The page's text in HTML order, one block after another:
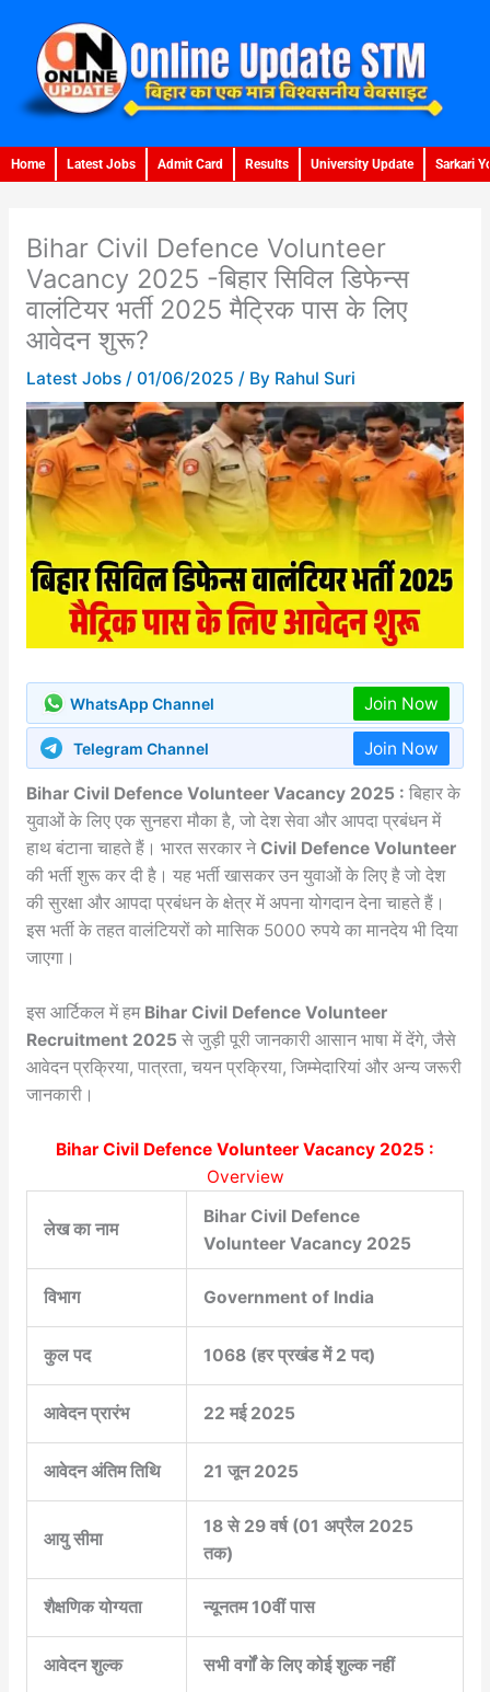
content
Home Latest Jobs Admit Card Results University Update Sarkari
Bihar Civil Defence Volunteer
Vacancy 2025 -बिहार सिविल डिफेन्स
वालंटियर भर्ती 2025 मैट्रिक पास के लिए
आवेदन शुरू?
Latest Jobs/ 01/06/2025 / By Rahul Suri
WhatsApp Channel Join Now
Telegram Channel Join Now
Bihar Civil Defence Volunteer Vacancy 2025 : बिहार के
युवाओं के लिए एक सुनहरा मौका है, जो देश सेवा और आपदा प्रबंधन में
हाथ बंटाना चाहते हैं। भारत सरकार ने Civil Defence Volunteer
की भर्ती शुरू कर दी है। यह भर्ती खासकर उन युवाओं के लिए है जो देश
की सुरक्षा और आपदा प्रबंधन के क्षेत्र में अपना योगदान देना चाहते हैं।
इस भर्ती के तहत वालंटियरों को मासिक 5000 रुपये का मानदेय भी दिया
जाएगा।
इस आर्टिकल में हम Bihar Civil Defence Volunteer
Recruitment 2025 से जुड़ी पूरी जानकारी आसान भाषा में देंगे, जैसे
आवेदन प्रक्रिया, पात्रता, चयन प्रक्रिया, जिम्मेदारियां और अन्य जरूरी
जानकारी।
Bihar Civil Defence Volunteer Vacancy 2025 :
Overview
लेख का नाम
Bihar Civil Defence
Volunteer Vacancy 2025
विभाग Government of India
कुल पद 1068 (हर प्रखंड में 2 पद)
आवेदन प्रारंभ 22 मई 2025
आवेदन अंतिम तिथि 21 जून 2025
आयु सीमा
18 से 29 वर्ष (01 अप्रैल 2025
तक)
शैक्षणिक योग्यता न्यूनतम 10वीं पास
आवेदन शुल्क सभी वर्गों के लिए कोई शुल्क नहीं